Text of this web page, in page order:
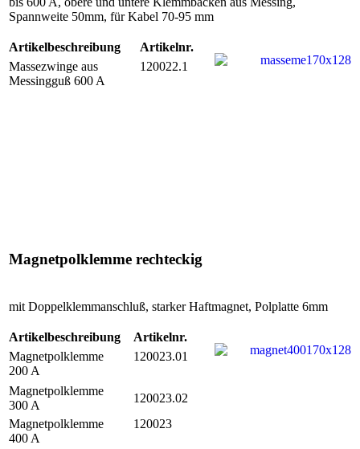
Spannweite 50mm, für Kabel 70-95 mm
Artikelbeschreibung
Artikelnr.
Massezwinge aus
Messingguß 600 A
120022.1
Magnetpolklemme rechteckig
mit Doppelklemmanschluß, starker Haftmagnet, Polplatte 6mm
Artikelbeschreibung
Artikelnr.
Magnetpolklemme
200 A
120023.01
Magnetpolklemme
300 A
120023.02
Magnetpolklemme
400 A
120023